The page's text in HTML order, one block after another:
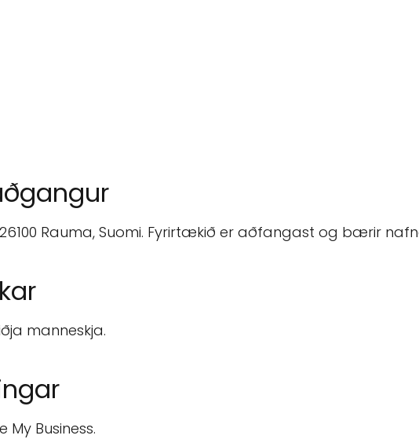
Rauma, Suomi. Fyrirtækið er aðfangast og bærir
manneskja.
Business.